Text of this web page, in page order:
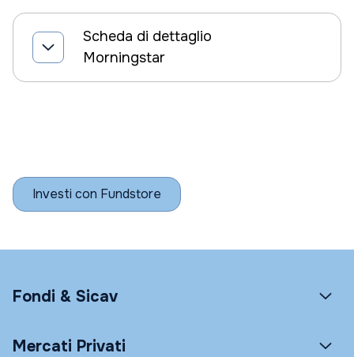
Scheda di dettaglio
Morningstar
Investi con Fundstore
Fondi & Sicav
Mercati Privati